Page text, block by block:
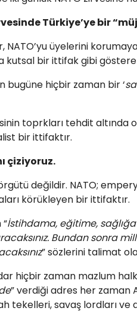
Türkiye’ye bir
üyelerini
kutsal bir ittifak gibi
bugüne hiçbir zaman bir ‘
toprkları tehdit altında
bir ittifaktır.
çiziyoruz.
değildir. NATO;
körükleyen bir ittifaktır.
İstihdama, eğitime, sağlığa
Bundan sonra
” sözlerini talimat
hiçbir zaman mazlum
” verdiği adres her zaman
tekelleri, savaş lordları